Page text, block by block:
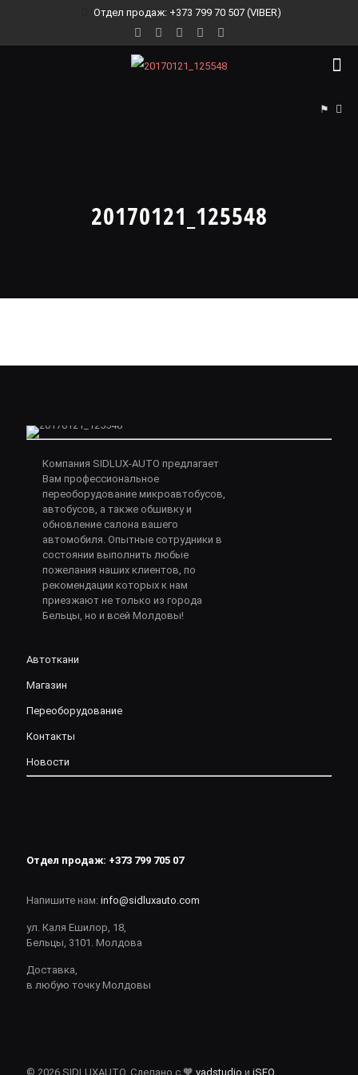
Отдел продаж: +373 799 70 507 (VIBER)
⚑
20170121_125548
Компания SIDLUX-AUTO предлагает
Вам профессиональное
переоборудование микроавтобусов,
автобусов, а также обшивку и
обновление салона вашего
автомобиля. Опытные сотрудники в
состоянии выполнить любые
пожелания наших клиентов, по
рекомендации которых к нам
приезжают не только из города
Бельцы, но и всей Молдовы!
Автоткани
Магазин
Переоборудование
Контакты
Новости
Отдел продаж: +373 799 705 07
Напишите нам: info@sidluxauto.com
ул. Каля Ешилор, 18,
Бельцы, 3101. Молдова
Доставка,
в любую точку Молдовы
© 2026 SIDLUXAUTO. Сделано с 🧡 vadstudio и iSEO